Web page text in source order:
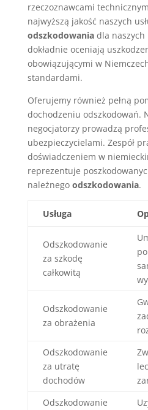
rzeczoznawcami
najwyższą jakość naszych
odszkodowaniadla naszych
dokładnie oceniają
obowiązującymi w
standardami.
Oferujemy również pełną
dochodzeniu odszkodowań.
negocjatorzy prowadzą
ubezpieczycielami. Zespół
doświadczeniem w
reprezentuje
należnego odszkodowania.
Usługa
Odszkodowanie
za szkodę
całkowitą
Odszkodowanie
za obrażenia
Odszkodowanie
za utratę
dochodów
Odszkodowanie